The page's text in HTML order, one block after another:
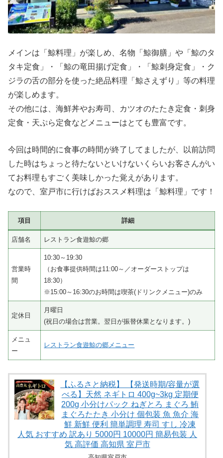
メインは「鯨料理」が楽しめ、名物「鯨御膳」や「鯨のタ
タキ定食」・「鯨の竜田揚げ定食」・「鯨刺身定食」・ク
ジラの舌の部分を使った絶品料理「鯨さえずり」等の料理
が楽しめます。
その他には、海鮮丼やお寿司、カツオのたたき定食・刺身
定食・天ぷら定食などメニューはとても豊富です。
今回は時間的に食事の時間が終了してましたが、以前訪問
した時はちょっと待たないといけないくらいお客さんがい
てお料理もすごく美味しかった覚えがあります。
なので、室戸市に行けばおススメ料理は「鯨料理」です！
項目 詳細
店舗名 レストラン食遊鯨の郷
営業時
間
10:30～19:30
（お食事提供時間は11:00～／オーダーストップは
18:30）
※15:00～16:30のお時間は喫茶(ドリンクメニュー)のみ
定休日
月曜日
(祝日の場合は営業。翌日が振替休業となります。)
メニュ
ー
レストラン食遊鯨の郷メニュー
【ふるさと納税】 【発送時期/容量が選
べる】天然 ネギトロ 400g~3kg 定期便
200g 小分けパック ねぎとろ まぐろ 鮪
まぐろたたき 小分け 個包装 魚 魚介 海
鮮 新鮮 便利 簡単調理 寿司 すし 冷凍
人気 おすすめ 訳あり 5000円 10000円 簡易包装 人
気 高評価 高知県 室戸市